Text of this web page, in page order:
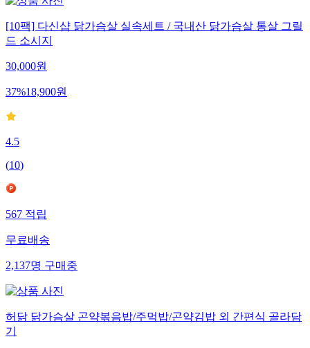
[10팩] 다신샵 닭가슴살 실속세트 / 국내산 닭가슴살 통살 그릴
드 소시지
30,000원
37%18,900원
4.5
(10)
567적립
무료배송
2,137명구매중
허닭 닭가슴살 곤약볶음밥/주먹밥/곤약김밥 외 간편식 골라담
기